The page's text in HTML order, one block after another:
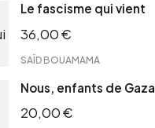
Le fascisme qui vient
36,00€
SAÏD BOUAMAMA
Nous, enfants de Gaza
20,00€